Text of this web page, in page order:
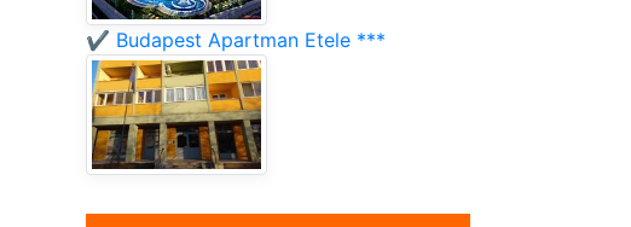
✔️ Budapest Apartman Etele ***